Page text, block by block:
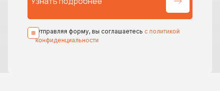
Отправляя форму, вы соглашаетесь с политикой
конфиденциальности